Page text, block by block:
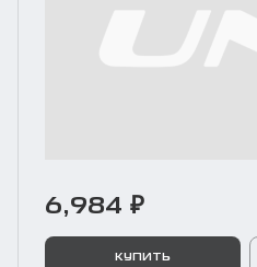
6,984 ₽
КУПИТЬ